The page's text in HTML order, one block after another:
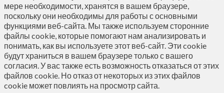
мере необходимости, хранятся в вашем браузере,
поскольку они необходимы для работы с основными
функциями веб-сайта. Мы также используем сторонние
файлы cookie, которые помогают нам анализировать и
понимать, как вы используете этот веб-сайт. Эти cookie
будут храниться в вашем браузере только с вашего
согласия. У вас также есть возможность отказаться от этих
файлов cookie. Но отказ от некоторых из этих файлов
cookie может повлиять на просмотр сайта.